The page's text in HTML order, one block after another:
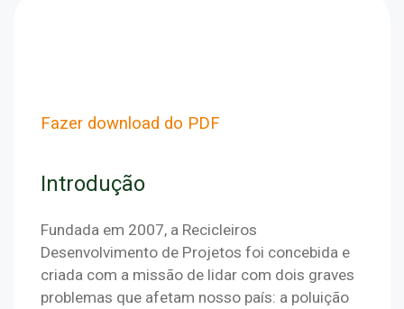
Fazer download do PDF
Introdução
Fundada em 2007, a Recicleiros
Desenvolvimento de Projetos foi concebida e
criada com a missão de lidar com dois graves
problemas que afetam nosso país: a poluição